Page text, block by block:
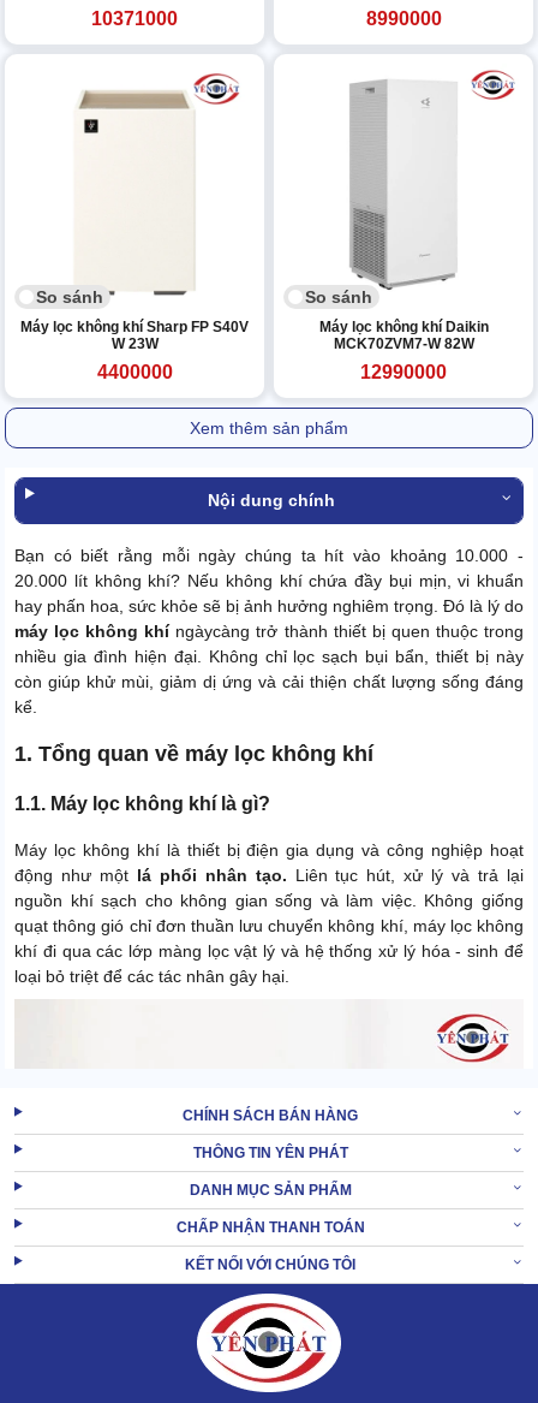
10371000 8990000
So sánh
Máy lọc không khí Sharp FP S40V
W 23W
4400000
So sánh
Máy lọc không khí Daikin
MCK70ZVM7-W 82W
12990000
Xem thêm sản phẩm
Nội dung chính
Bạn có biết rằng mỗi ngày chúng ta hít vào khoảng 10.000 -
20.000 lít không khí? Nếu không khí chứa đầy bụi mịn, vi khuẩn
hay phấn hoa, sức khỏe sẽ bị ảnh hưởng nghiêm trọng. Đó là lý do
máy lọc không khí ngàycàng trở thành thiết bị quen thuộc trong
nhiều gia đình hiện đại. Không chỉ lọc sạch bụi bẩn, thiết bị này
còn giúp khử mùi, giảm dị ứng và cải thiện chất lượng sống đáng
kể.
1. Tổng quan về máy lọc không khí
1.1. Máy lọc không khí là gì?
Máy lọc không khí là thiết bị điện gia dụng và công nghiệp hoạt
động như một lá phổi nhân tạo. Liên tục hút, xử lý và trả lại
nguồn khí sạch cho không gian sống và làm việc. Không giống
quạt thông gió chỉ đơn thuần lưu chuyển không khí, máy lọc không
khí đi qua các lớp màng lọc vật lý và hệ thống xử lý hóa - sinh để
loại bỏ triệt để các tác nhân gây hại.
CHÍNH SÁCH BÁN HÀNG
THÔNG TIN YÊN PHÁT
DANH MỤC SẢN PHẨM
CHẤP NHẬN THANH TOÁN
KẾT NỐI VỚI CHÚNG TÔI